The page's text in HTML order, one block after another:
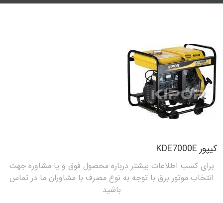
کیپور KDE7000E
برای کسب اطلاعات بیشتر درباره محصول فوق و یا مشاوره جهت
انتخاب موتور برق با توجه به نوع مصرف با مشاوران ما در تماس
باشید